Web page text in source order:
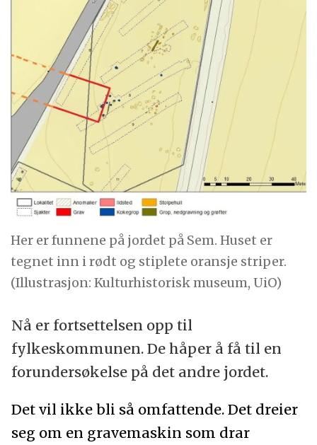
Her er funnene på jordet på Sem. Huset er
tegnet inn i rødt og stiplete oransje striper.
(Illustrasjon: Kulturhistorisk museum, UiO)
Nå er fortsettelsen opp til
fylkeskommunen. De håper å få til en
forundersøkelse på det andre jordet.
Det vil ikke bli så omfattende. Det dreier
seg om en gravemaskin som drar